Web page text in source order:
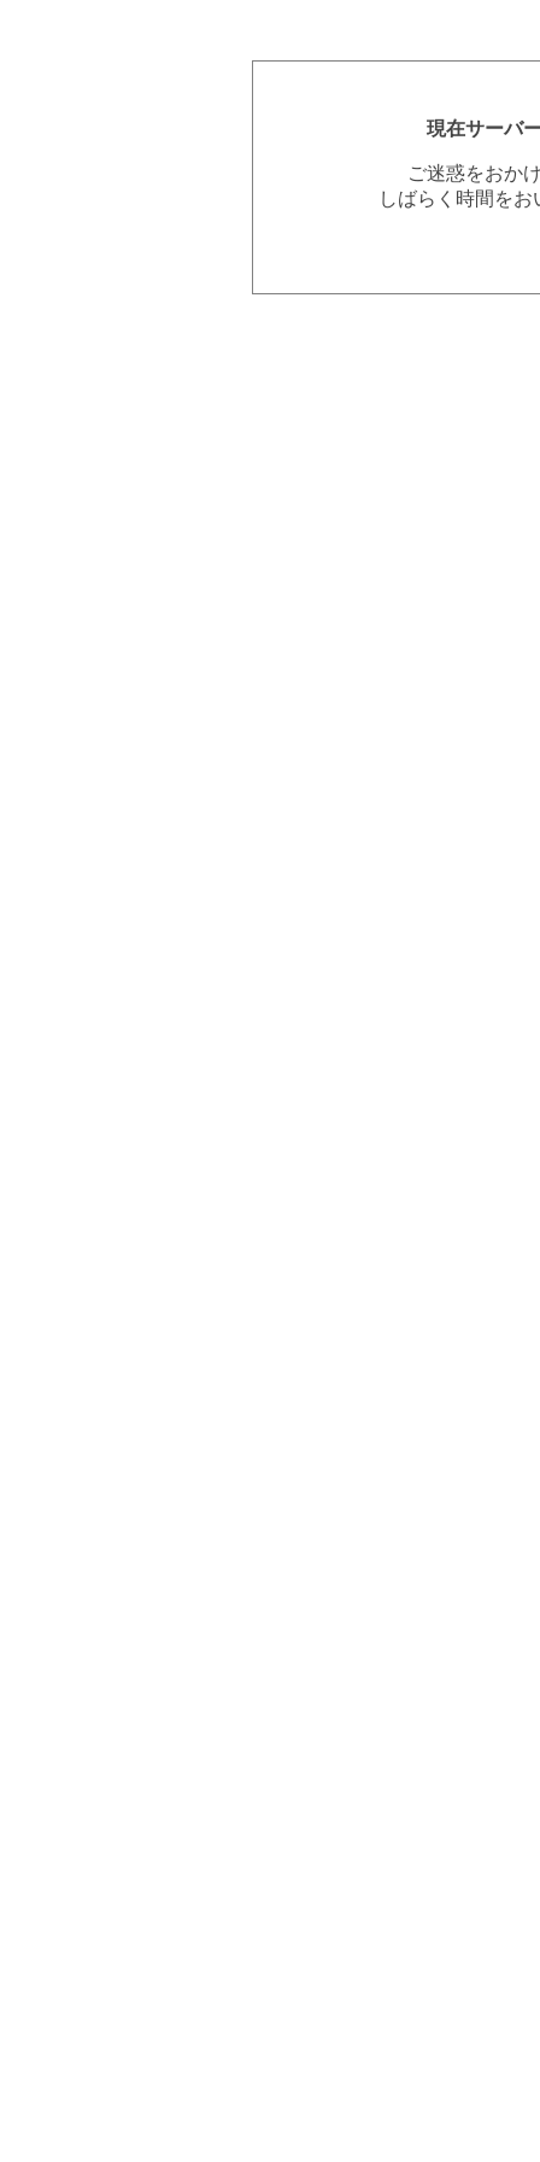
現在サーバ
ご迷惑をおか
しばらく時間を